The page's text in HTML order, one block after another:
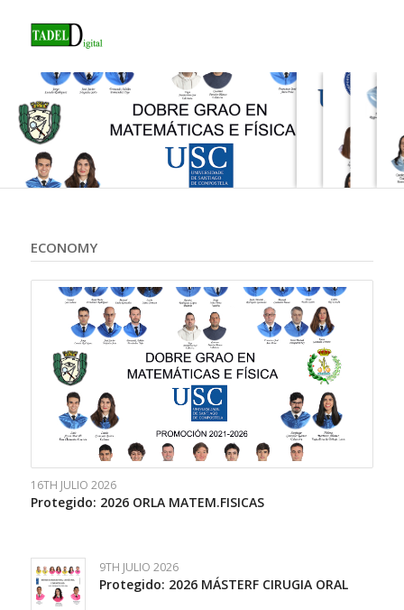
ECONOMY
16TH JULIO 2026
Protegido: 2026 ORLA MATEM.FISICAS
9TH JULIO 2026
Protegido: 2026 MÁSTERF CIRUGIA ORAL